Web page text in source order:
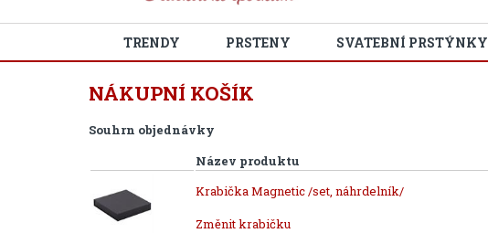
TRENDY PRSTENY SVATEBNÍ PRSTÝNKY
NÁKUPNÍ KOŠÍK
Souhrn objednávky
Název produktu
Krabička Magnetic /set, náhrdelník/
Změnit krabičku